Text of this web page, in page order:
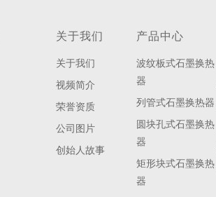
关于我们
关于我们
视频简介
荣誉资质
公司图片
创始人故事
产品中心
波纹板式石墨换热
器
列管式石墨换热器
圆块孔式石墨换热
器
矩形块式石墨换热
器